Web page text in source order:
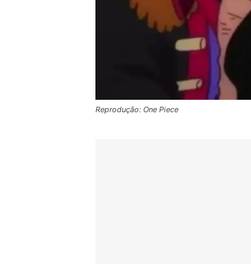
Reprodução: One Piece